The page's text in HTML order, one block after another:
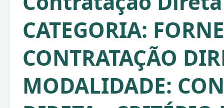
CATEGORIA:
CONTRATAÇÃO
MODALIDADE: